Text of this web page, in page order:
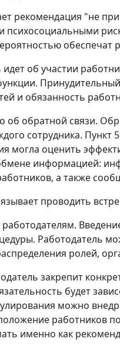
рекомендация "не
психосоциальными
обеспечат
идет об участии
и обязанность
об обратной связи.
сотрудника. Пункт
могла оценить
информацией:
а также
проводить
работодателям.
Работодатель
ролей,
закрепит
будет
можно
работников
именно как